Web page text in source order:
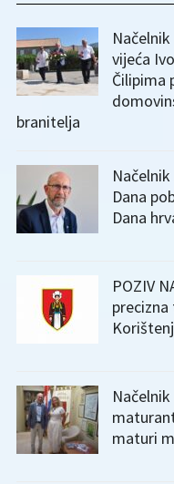
vijeća
Čilipima
branitelja
Dana
Dana
POZIV
maturi